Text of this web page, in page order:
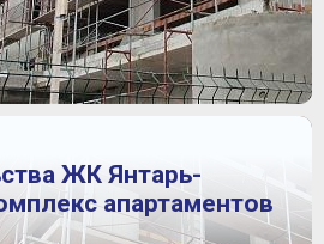
ЖК Янтарь-
апартаментов